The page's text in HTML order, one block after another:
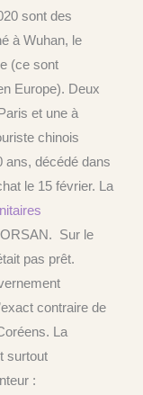
sont des
à Wuhan, le
(ce sont
Europe). Deux
et une à
chinois
ans, décédé dans
le 15 février. La
Sur le
pas prêt.
contraire de
La
surtout
: